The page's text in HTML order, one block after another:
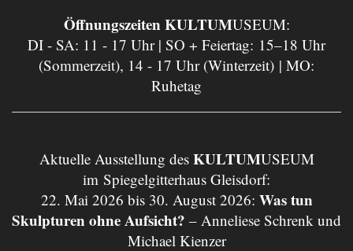
Öffnungszeiten KULTUMUSEUM:
DI - SA: 11 - 17 Uhr | SO + Feiertag: 15–18 Uhr
(Sommerzeit), 14 - 17 Uhr (Winterzeit) | MO:
Ruhetag
Aktuelle Ausstellung des KULTUMUSEUM
im Spiegelgitterhaus Gleisdorf:
22. Mai 2026 bis 30. August 2026: Was tun
Skulpturen ohne Aufsicht? – Anneliese Schrenk und
Michael Kienzer